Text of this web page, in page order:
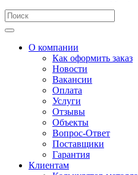
О компании
Как оформить заказ
Новости
Вакансии
Оплата
Услуги
Отзывы
Объекты
Вопрос-Ответ
Поставщики
Гарантия
Клиентам